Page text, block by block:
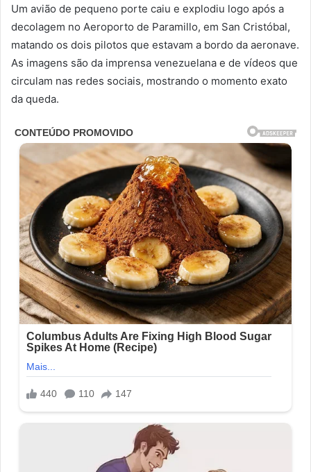
Um avião de pequeno porte caiu e explodiu logo após a
decolagem no Aeroporto de Paramillo, em San Cristóbal,
matando os dois pilotos que estavam a bordo da aeronave.
As imagens são da imprensa venezuelana e de vídeos que
circulam nas redes sociais, mostrando o momento exato
da queda.